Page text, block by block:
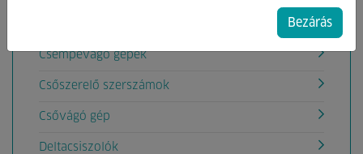
Csempevágó gépek
Csőszerelő szerszámok
Csővágó gép
Deltacsiszolók
Bezárás